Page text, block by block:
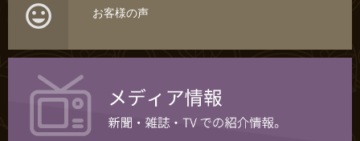
 お客様の声